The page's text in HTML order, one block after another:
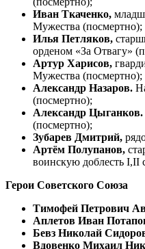
Иван Ткаченко,
Мужества (посмертно);
Илья Петляков,
орденом «За Отвагу»
Артур Харисов,
Мужества (посмертно);
Александр Назаров.
(посмертно);
Александр Цыганков.
(посмертно);
Зубарев Дмитрий,
Артём Полупанов,
воинскую доблесть I,II
Герои Советского Союза
Тимофей Петрович
Аплетов Иван
Бевз Николай
Вдовенко Михаил